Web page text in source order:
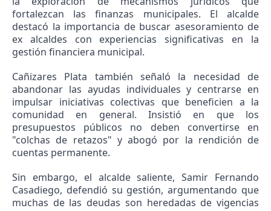
fortalezcan las finanzas municipales. El alcalde
destacó la importancia de buscar asesoramiento de
ex alcaldes con experiencias significativas en la
gestión financiera municipal.
Cañizares Plata también señaló la necesidad de
abandonar las ayudas individuales y centrarse en
impulsar iniciativas colectivas que beneficien a la
comunidad en general. Insistió en que los
presupuestos públicos no deben convertirse en
"colchas de retazos" y abogó por la rendición de
cuentas permanente.
Sin embargo, el alcalde saliente, Samir Fernando
Casadiego, defendió su gestión, argumentando que
muchas de las deudas son heredadas de vigencias